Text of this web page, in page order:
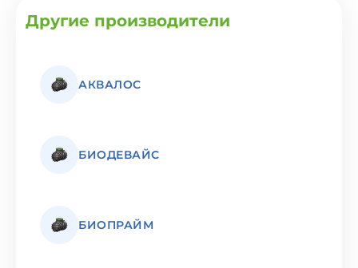
Другие производители
АКВАЛОС
БИОДЕВАЙС
БИОПРАЙМ